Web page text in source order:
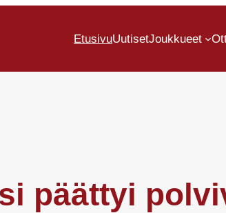
EtusivuUutisetJoukkueet
päättyi